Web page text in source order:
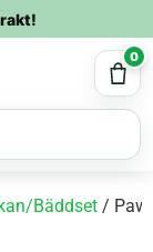
0
Bäddset / Paw